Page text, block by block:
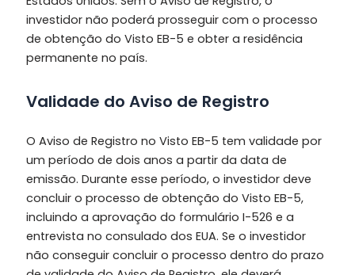
investidor não poderá prosseguir com o processo
de obtenção do Visto EB-5 e obter a residência
permanente no país.
Validade do Aviso de Registro
O Aviso de Registro no Visto EB-5 tem validade por
um período de dois anos a partir da data de
emissão. Durante esse período, o investidor deve
concluir o processo de obtenção do Visto EB-5,
incluindo a aprovação do formulário I-526 e a
entrevista no consulado dos EUA. Se o investidor
não conseguir concluir o processo dentro do prazo